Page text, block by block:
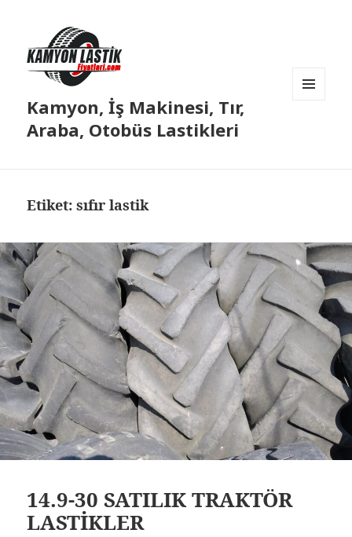
Kamyon, İş Makinesi, Tır,
Araba, Otobüs Lastikleri
Etiket:sıfır lastik
14.9-30 SATILIK TRAKTÖR
LASTİKLER